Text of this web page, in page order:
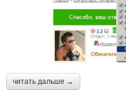
читать дальше →